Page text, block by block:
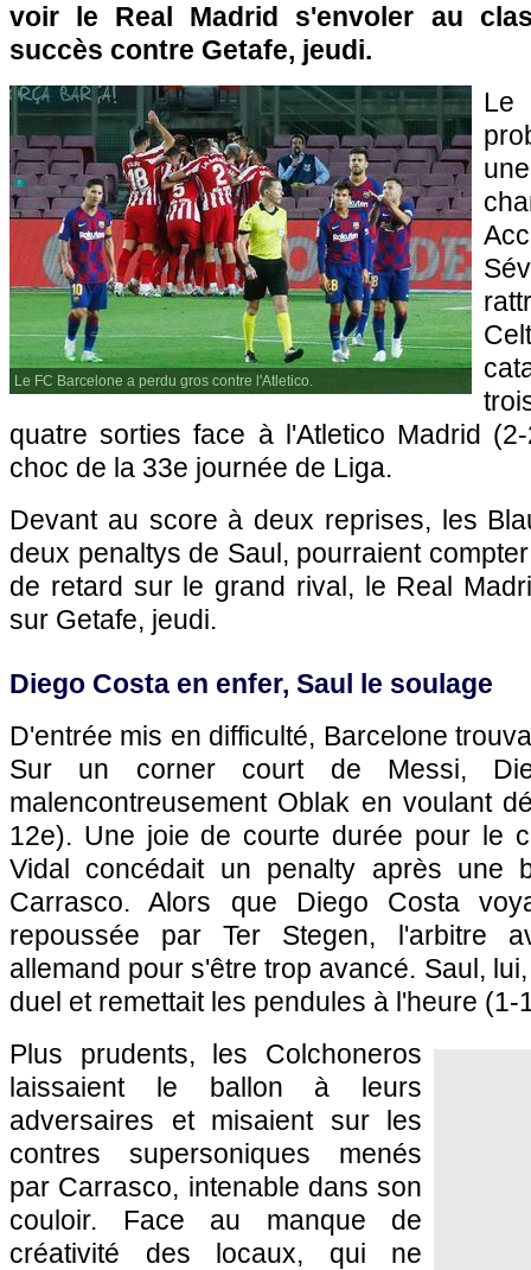
voir le Real Madrid s'envoler au
succès contre Getafe, jeudi.
Le FC Barcelone a perdu gros contre l'Atletico.
Le
quatre sorties face à l'Atletico Madrid
choc de la 33e journée de Liga.
Devant au score à deux reprises, les
deux penaltys de Saul, pourraient
de retard sur le grand rival, le Real
sur Getafe, jeudi.
Diego Costa en enfer, Saul le soulage
D'entrée mis en difficulté, Barcelone
Sur un corner court de Messi,
malencontreusement Oblak en voulant
12e). Une joie de courte durée pour le
Vidal concédait un penalty après une
Carrasco. Alors que Diego Costa
repoussée par Ter Stegen, l'arbitre
allemand pour s'être trop avancé. Saul,
duel et remettait les pendules à l'heure (1-
Plus prudents, les Colchoneros
laissaient le ballon à leurs
adversaires et misaient sur les
contres supersoniques menés
par Carrasco, intenable dans son
couloir. Face au manque de
créativité des locaux, qui ne